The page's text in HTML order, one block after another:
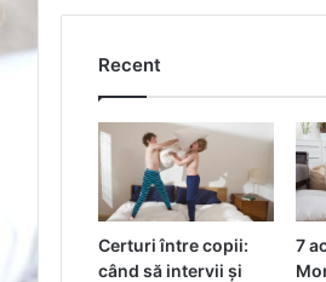
Recent
Certuri între copii:
când să intervii și
7